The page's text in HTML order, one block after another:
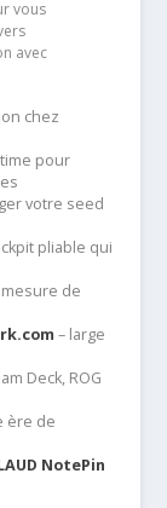
vous
avec
chez
pour
votre seed
pliable qui
de
– large
Deck, ROG
ère de
NotePin